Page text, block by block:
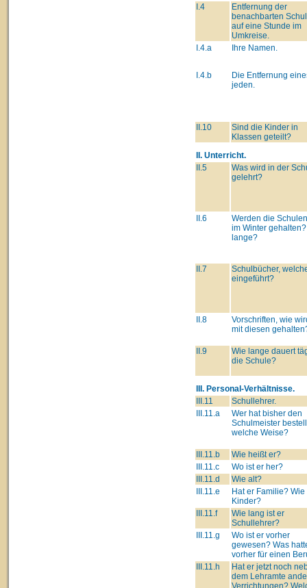
I.4
Entfernung der
benachbarten
auf eine Stunde im
Umkreise.
I.4.a
Ihre Namen.
I.4.b
Die Entfernung
jeden.
II.10
Sind die Kinder in
Klassen geteilt?
II. Unterricht.
II.5
Was wird in der
gelehrt?
II.6
Werden die
im Winter
lange?
II.7
Schulbücher,
eingeführt?
II.8
Vorschriften, wie
mit diesen
II.9
Wie lange dauert
die Schule?
III. Personal-Verhältnisse.
III.11
Schullehrer.
III.11.a
Wer hat bisher den
Schulmeister
welche Weise?
III.11.b
Wie heißt er?
III.11.c
Wo ist er her?
III.11.d
Wie alt?
III.11.e
Hat er Familie?
Kinder?
III.11.f
Wie lang ist er
Schullehrer?
III.11.g
Wo ist er vorher
gewesen? Was
vorher für einen
III.11.h
Hat er jetzt noch
dem Lehramte
Verrichtungen?